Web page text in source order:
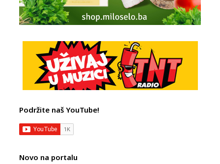
Podržite naš YouTube!
Novo na portalu